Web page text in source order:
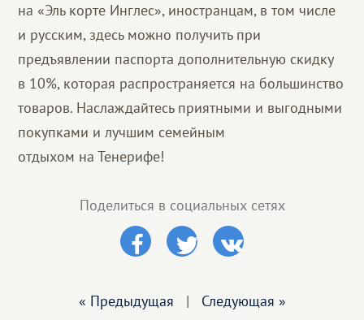
на «Эль корте Инглес», иностранцам, в том числе
и русским, здесь можно получить при
предъявлении паспорта дополнительную скидку
в 10%, которая распространяется на большинство
товаров. Наслаждайтесь приятными и выгодными
покупками и лучшим семейным
отдыхом на Тенерифе!
Поделиться в социальных сетях
« Предыдущая | Следующая »